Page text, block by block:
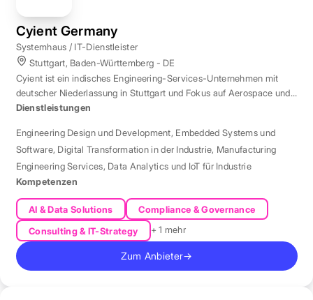
Cyient Germany
Systemhaus / IT-Dienstleister
Stuttgart, Baden-Württemberg - DE
Cyient ist ein indisches Engineering-Services-Unternehmen mit
deutscher Niederlassung in Stuttgart und Fokus auf Aerospace und
Automotive.
Dienstleistungen
Engineering Design und Development, Embedded Systems und
Software, Digital Transformation in der Industrie, Manufacturing
Engineering Services, Data Analytics und IoT für Industrie
Kompetenzen
AI & Data Solutions
Compliance & Governance
Consulting & IT-Strategy
+ 1 mehr
Zum Anbieter→